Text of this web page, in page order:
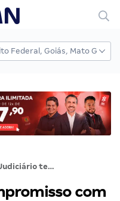
"Judiciário tem compromisso com resolução do problema, e não só do processo"
com